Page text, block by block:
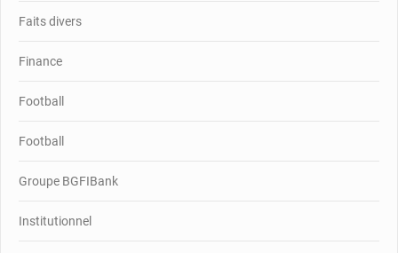
Faits divers
Finance
Football
Football
Groupe BGFIBank
Institutionnel